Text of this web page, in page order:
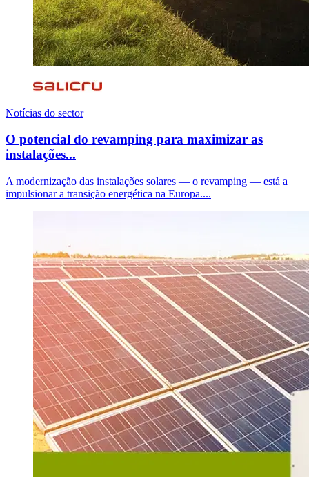
Notícias do sector
O potencial do revamping para maximizar as
instalações...
A modernização das instalações solares — o revamping — está a
impulsionar a transição energética na Europa....